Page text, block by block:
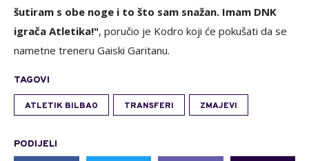
šutiram s obe noge i to što sam snažan. Imam DNK
igrača Atletika!", poručio je Kodro koji će pokušati da se
nametne treneru Gaiski Garitanu.
TAGOVI
ATLETIK BILBAO TRANSFERI ZMAJEVI
PODIJELI